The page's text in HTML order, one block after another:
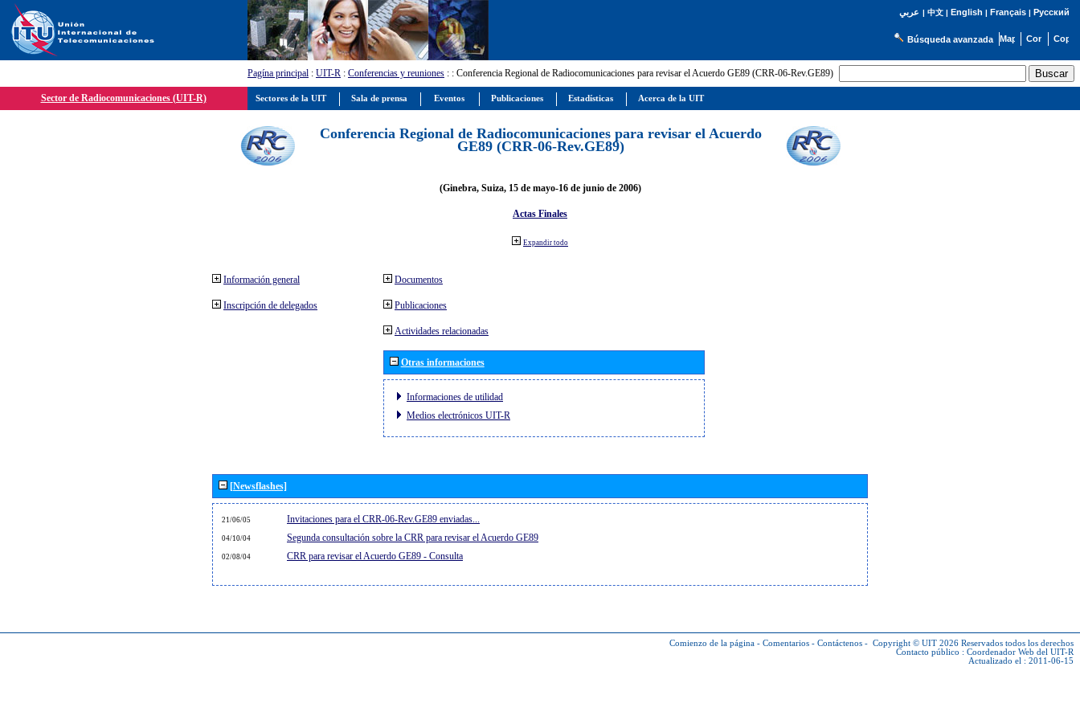
عربي | 中文| English | Français| Русский
Búsqueda avanzada
Pagína principal : UIT-R : Conferencias y reuniones : : Conferencia Regional de Radiocomunicaciones para revisar el Acuerdo GE89 (CRR-06-Rev.GE89)
Sector de Radiocomunicaciones (UIT-R)
Conferencia Regional de Radiocomunicaciones para revisar el Acuerdo
GE89 (CRR-06-Rev.GE89)
(Ginebra, Suiza, 15 de mayo-16 de junio de 2006)
Actas Finales
Expandir todo
Información general
Inscripción de delegados
Documentos
Publicaciones
Actividades relacionadas
Otras informaciones
Informaciones de utilidad
Medios electrónicos UIT-R
[Newsflashes]
21/06/05 Invitaciones para el CRR-06-Rev.GE89 enviadas...
04/10/04 Segunda consultación sobre la CRR para revisar el Acuerdo GE89
02/08/04 CRR para revisar el Acuerdo GE89 - Consulta
Comienzo de la página - Comentarios - Contáctenos - Copyright © UIT 2026 Reservados todos los derechos
Contacto público : Coordenador Web del UIT-R
Actualizado el : 2011-06-15
Sectores de la UIT Sala de prensa Eventos Publicaciones Estadísticas Acerca de la UIT